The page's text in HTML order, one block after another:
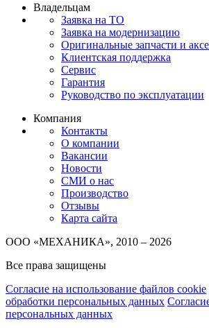
Владельцам
Заявка на ТО
Заявка на модернизацию
Оригинальные запчасти и
Клиентская поддержка
Сервис
Гарантия
Руководство по эксплуатации
Компания
Контакты
О компании
Вакансии
Новости
СМИ о нас
Производство
Отзывы
Карта сайта
ООО «МЕХАНИКА», 2010 – 2026
Все права защищены
Согласие на использование файлов cookie
обработки персональных данных
персональных данных